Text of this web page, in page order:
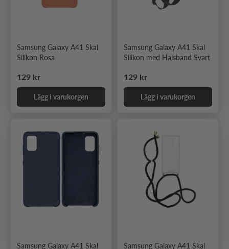
Samsung Galaxy A41 Skal
Silikon Rosa
Ordinarie pris
129 kr
Lägg i varukorgen
Samsung Galaxy A41 Skal
Silikon med Halsband Svart
Ordinarie pris
129 kr
Lägg i varukorgen
Samsung Galaxy A41 Skal Samsung Galaxy A41 Skal